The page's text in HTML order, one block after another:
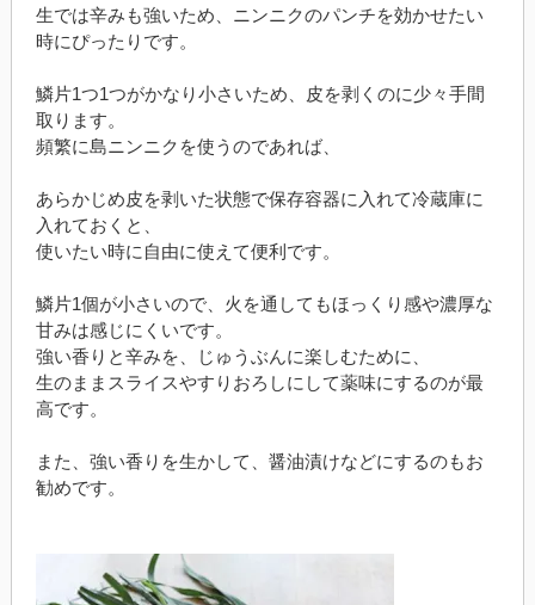
生では辛みも強いため、ニンニクのパンチを効かせたい
時にぴったりです。
鱗片1つ1つがかなり小さいため、皮を剥くのに少々手間
取ります。
頻繁に島ニンニクを使うのであれば、
あらかじめ皮を剥いた状態で保存容器に入れて冷蔵庫に
入れておくと、
使いたい時に自由に使えて便利です。
鱗片1個が小さいので、火を通してもほっくり感や濃厚な
甘みは感じにくいです。
強い香りと辛みを、じゅうぶんに楽しむために、
生のままスライスやすりおろしにして薬味にするのが最
高です。
また、強い香りを生かして、醤油漬けなどにするのもお
勧めです。